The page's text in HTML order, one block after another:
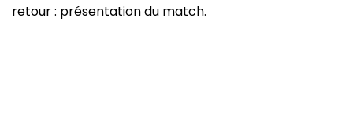
retour : présentation du match.